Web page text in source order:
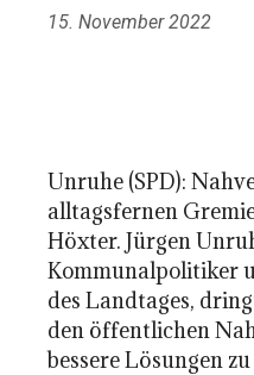
15. November 2022
Unruhe (SPD):
alltagsfernen
Höxter. Jürgen
Kommunalpolitiker
des Landtages,
den öffentlichen
bessere Lösungen